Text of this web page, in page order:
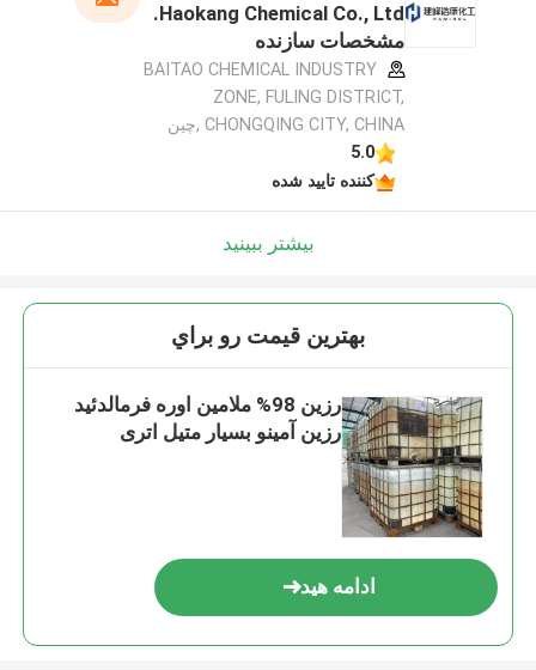
Haokang Chemical Co., Ltd.
مشخصات سازنده
BAITAO CHEMICAL INDUSTRY
ZONE, FULING DISTRICT,
CHONGQING CITY, CHINA ,چین
5.0
کننده تایید شده
بیشتر ببینید
بهترين قيمت رو براي
رزین 98% ملامین اوره فرمالدئید
رزین آمینو بسیار متیل اتری
ادامه هید